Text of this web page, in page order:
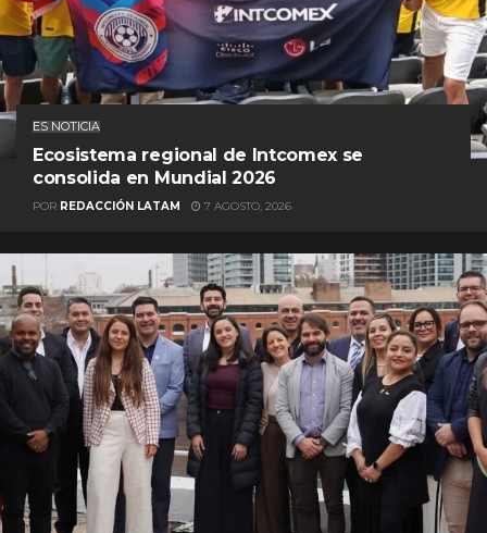
ES NOTICIA
Ecosistema regional de Intcomex se
consolida en Mundial 2026
POR REDACCIÓN LATAM 7 AGOSTO, 2026